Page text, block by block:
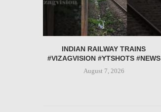
INDIAN RAILWAY TRAINS
#VIZAGVISION #YTSHOTS #NEWS
August 7, 2026